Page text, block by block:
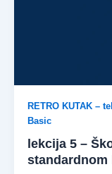
RETRO KUTAK –
Basic
lekcija 5 –
standardnom